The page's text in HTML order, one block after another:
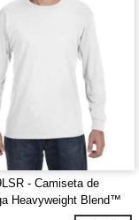
- Camiseta de
Heavyweight Blend™